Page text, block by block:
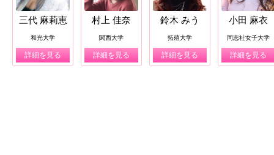
三代 麻莉恵
和光大学
詳細を見る
村上 佳奈
関西大学
詳細を見る
鈴木 みう
拓殖大学
詳細を見る
小田 麻衣
同志社女子大学
詳細を見る